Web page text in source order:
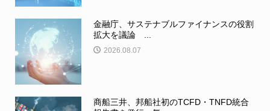
金融庁、サステナブルファイナンスの役割
拡大を議論 ...
2026.08.07
商船三井、邦船社初のTCFD・TNFD統合